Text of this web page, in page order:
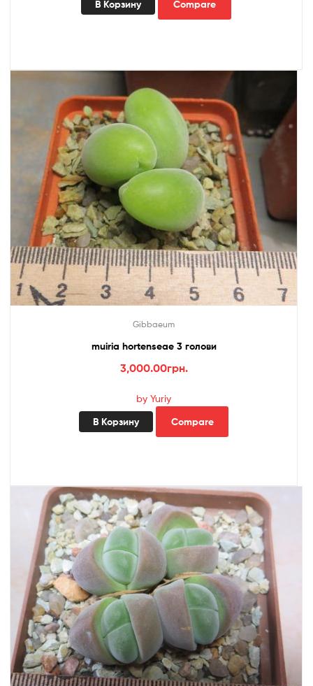
В Корзину Compare
Gibbaeum
muiria hortenseae 3 голови
3,000.00грн.
by Yuriy
В Корзину Compare